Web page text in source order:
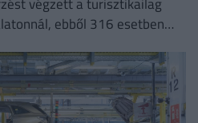
ebből 316 esetben